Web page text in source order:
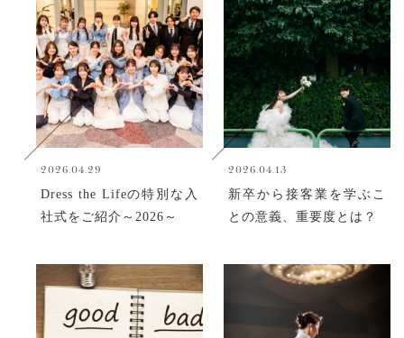
2026.04.29
Dress the Lifeの特別な入
社式をご紹介～2026～
2026.04.13
新卒から接客業を学ぶこ
との意義、重要度とは？